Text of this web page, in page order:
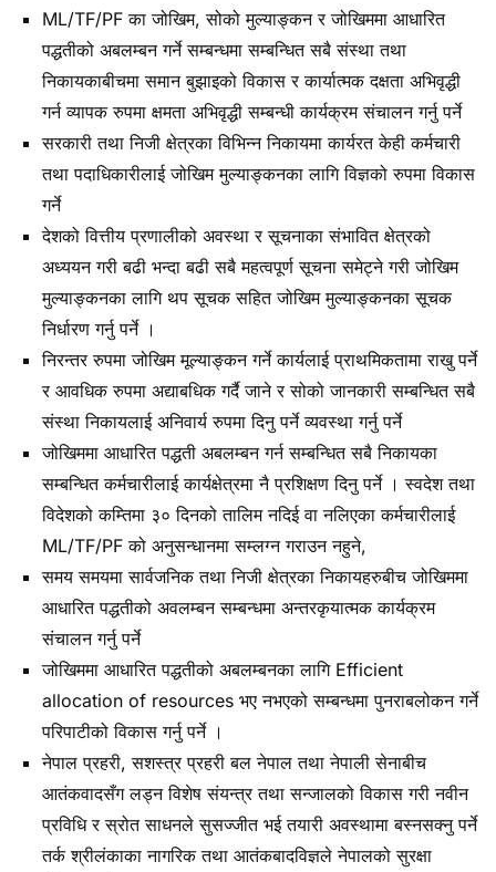
ML/TF/PF का जोखिम, सोको मुल्याङ्कन र जोखिममा आधारित
पद्धतीको अबलम्बन गर्ने सम्बन्धमा सम्बन्धित सबै संस्था तथा
निकायकाबीचमा समान बुझाइको विकास र कार्यात्मक दक्षता अभिवृद्धी
गर्न व्यापक रुपमा क्षमता अभिवृद्धी सम्बन्धी कार्यक्रम संचालन गर्नु पर्ने
सरकारी तथा निजी क्षेत्रका विभिन्न निकायमा कार्यरत केही कर्मचारी
तथा पदाधिकारीलाई जोखिम मुल्याङ्कनका लागि विज्ञको रुपमा विकास
गर्ने
देशको वित्तीय प्रणालीको अवस्था र सूचनाका संभावित क्षेत्रको
अध्ययन गरी बढी भन्दा बढी सबै महत्वपूर्ण सूचना समेट्ने गरी जोखिम
मुल्याङ्कनका लागि थप सूचक सहित जोखिम मुल्याङ्कनका सूचक
निर्धारण गर्नु पर्ने ।
निरन्तर रुपमा जोखिम मूल्याङ्कन गर्ने कार्यलाई प्राथमिकतामा राखु पर्ने
र आवधिक रुपमा अद्याबधिक गर्दै जाने र सोको जानकारी सम्बन्धित सबै
संस्था निकायलाई अनिवार्य रुपमा दिनु पर्ने व्यवस्था गर्नु पर्ने
जोखिममा आधारित पद्धती अबलम्बन गर्न सम्बन्धित सबै निकायका
सम्बन्धित कर्मचारीलाई कार्यक्षेत्रमा नै प्रशिक्षण दिनु पर्ने । स्वदेश तथा
विदेशको कम्तिमा ३० दिनको तालिम नदिई वा नलिएका कर्मचारीलाई
ML/TF/PF को अनुसन्धानमा सम्लग्न गराउन नहुने,
समय समयमा सार्वजनिक तथा निजी क्षेत्रका निकायहरुबीच जोखिममा
आधारित पद्धतीको अवलम्बन सम्बन्धमा अन्तरकृयात्मक कार्यक्रम
संचालन गर्नु पर्ने
जोखिममा आधारित पद्धतीको अबलम्बनका लागि Efficient
allocation of resources भए नभएको सम्बन्धमा पुनराबलोकन गर्ने
परिपाटीको विकास गर्नु पर्ने ।
नेपाल प्रहरी, सशस्त्र प्रहरी बल नेपाल तथा नेपाली सेनाबीच
आतंकवादसँग लड्न विशेष संयन्त्र तथा सन्जालको विकास गरी नवीन
प्रविधि र स्रोत साधनले सुसज्जीत भई तयारी अवस्थामा बस्नसक्नु पर्ने
तर्क श्रीलंकाका नागरिक तथा आतंकबादविज्ञले नेपालको सुरक्षा